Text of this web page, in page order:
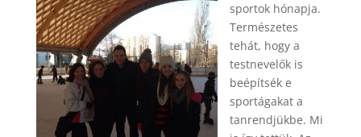
sportok hónapja.
Természetes
tehát, hogy a
testnevelők is
beépítsék e
sportágakat a
tanrendjükbe. Mi